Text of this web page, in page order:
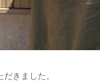
きました。